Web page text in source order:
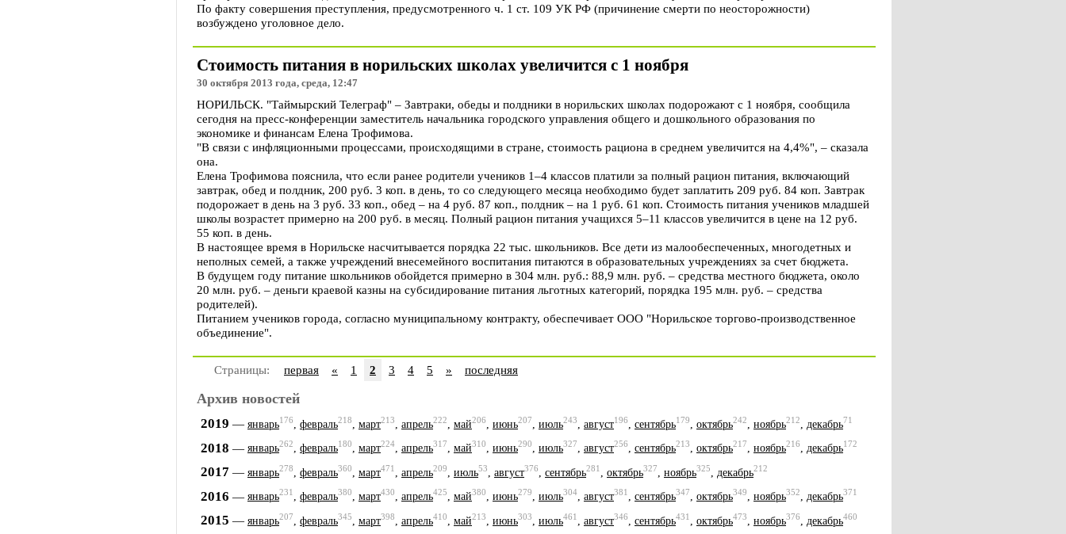
По факту совершения преступления, предусмотренного ч. 1 ст. 109 УК РФ (причинение смерти по неосторожности)
возбуждено уголовное дело.
Стоимость питания в норильских школах увеличится с 1 ноября
30 октября 2013 года, среда, 12:47
НОРИЛЬСК. "Таймырский Телеграф" – Завтраки, обеды и полдники в норильских школах подорожают с 1 ноября, сообщила
сегодня на пресс-конференции заместитель начальника городского управления общего и дошкольного образования по
экономике и финансам Елена Трофимова.
"В связи с инфляционными процессами, происходящими в стране, стоимость рациона в среднем увеличится на 4,4%", – сказала
она.
Елена Трофимова пояснила, что если ранее родители учеников 1–4 классов платили за полный рацион питания, включающий
завтрак, обед и полдник, 200 руб. 3 коп. в день, то со следующего месяца необходимо будет заплатить 209 руб. 84 коп. Завтрак
подорожает в день на 3 руб. 33 коп., обед – на 4 руб. 87 коп., полдник – на 1 руб. 61 коп. Стоимость питания учеников младшей
школы возрастет примерно на 200 руб. в месяц. Полный рацион питания учащихся 5–11 классов увеличится в цене на 12 руб.
55 коп. в день.
В настоящее время в Норильске насчитывается порядка 22 тыс. школьников. Все дети из малообеспеченных, многодетных и
неполных семей, а также учреждений внесемейного воспитания питаются в образовательных учреждениях за счет бюджета.
В будущем году питание школьников обойдется примерно в 304 млн. руб.: 88,9 млн. руб. – средства местного бюджета, около
20 млн. руб. – деньги краевой казны на субсидирование питания льготных категорий, порядка 195 млн. руб. – средства
родителей).
Питанием учеников города, согласно муниципальному контракту, обеспечивает ООО "Норильское торгово-производственное
объединение".
Страницы: первая « 1 2 3 4 5 » последняя
Архив новостей
2019 — январь176 февраль218 март213 апрель222 май206 июнь207 июль243 август196 сентябрь179 октябрь242 ноябрь212 декабрь71
2018 — январь262, февраль180, март224, апрель317, май310, июнь290, июль327, август256, сентябрь213, октябрь217, ноябрь216, декабрь172
2017 — январь278 февраль360 март471 апрель209 июль53 август376 сентябрь281 октябрь327 ноябрь325 декабрь212
2016 — январь231, февраль380, март430, апрель425, май380, июнь279, июль304, август381, сентябрь347, октябрь349, ноябрь352, декабрь371
2015 — январь207 февраль345 март398 апрель410 май213 июнь303 июль461 август346 сентябрь431 октябрь473 ноябрь376 декабрь460